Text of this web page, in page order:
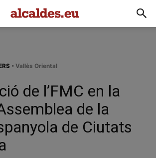
• Vallès Oriental
de l’FMC en la
de la
de Ciutats